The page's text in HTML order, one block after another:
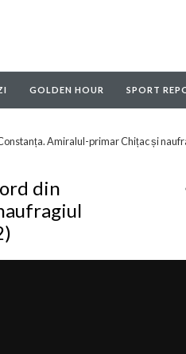
GOLDEN HOUR SPORT
Amiralul-primar Chițac și
din